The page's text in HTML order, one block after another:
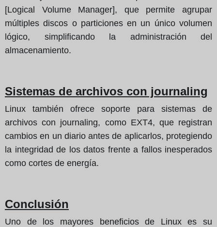
[Logical Volume Manager], que permite agrupar
múltiples discos o particiones en un único volumen
lógico, simplificando la administración del
almacenamiento.
Sistemas de archivos con journaling
Linux también ofrece soporte para sistemas de
archivos con journaling, como EXT4, que registran
cambios en un diario antes de aplicarlos, protegiendo
la integridad de los datos frente a fallos inesperados
como cortes de energía.
Conclusión
Uno de los mayores beneficios de Linux es su